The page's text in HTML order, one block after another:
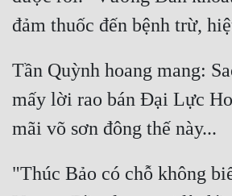
Tần Quỳnh hoang mang:
mấy lời rao bán Đại Lực
"Thúc Bảo có chỗ không